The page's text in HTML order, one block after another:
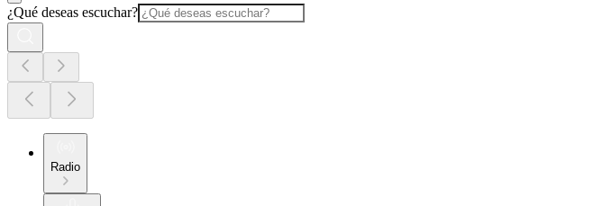
¿Qué deseas escuchar?
Radio